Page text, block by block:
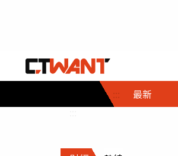
::: 最新
社會首頁
時事
調查
娛樂首頁
即時